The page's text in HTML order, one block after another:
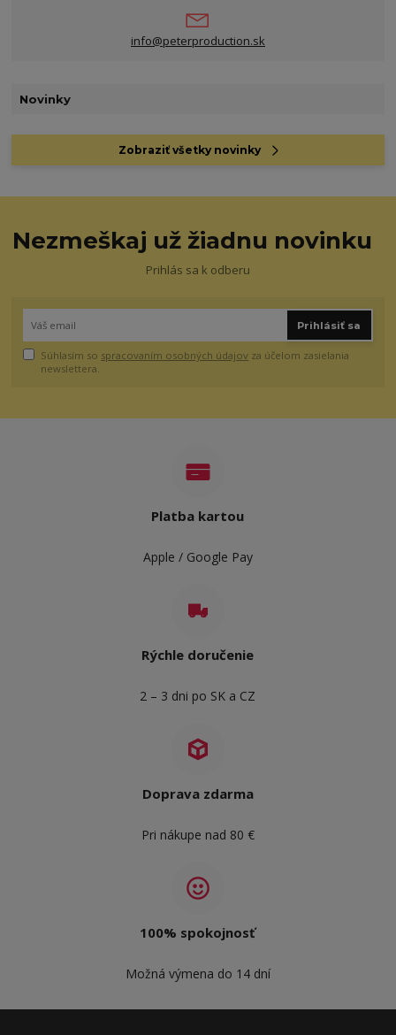
info@peterproduction.sk
Novinky
Zobraziť všetky novinky
Nezmeškaj už žiadnu novinku
Prihlás sa k odberu
Prihlásiť sa
Súhlasím so spracovaním osobných údajov za účelom zasielania
newslettera.
Platba kartou
Apple / Google Pay
Rýchle doručenie
2 – 3 dni po SK a CZ
Doprava zdarma
Pri nákupe nad 80 €
100% spokojnosť
Možná výmena do 14 dní